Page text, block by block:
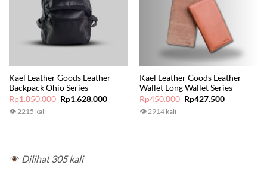
Kael Leather Goods Leather
Backpack Ohio Series
Rp1.850.000 Original
price
Rp1.628.000Current
👁 2215 kali
Kael Leather Goods Leather
Wallet Long Wallet Series
Rp450.000 Original
price
Rp427.500Current
👁 2914 kali
Dilihat 305 kali